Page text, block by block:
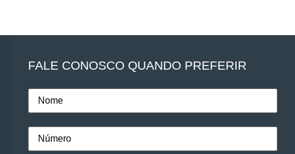
FALE CONOSCO QUANDO PREFERIR